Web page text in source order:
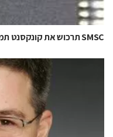
SMSC תרכוש את קונקסנט תמורת 284 מיליון דולר